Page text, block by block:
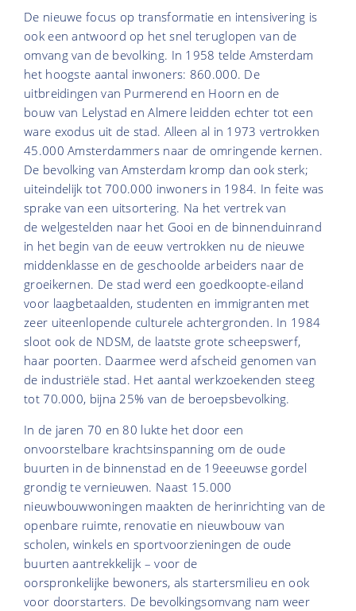
De nieuwe focus op transformatie en intensivering is
ook een antwoord op het snel teruglopen van de
omvang van de bevolking. In 1958 telde Amsterdam
het hoogste aantal inwoners: 860.000. De
uitbreidingen van Purmerend en Hoorn en de
bouw van Lelystad en Almere leidden echter tot een
ware exodus uit de stad. Alleen al in 1973 vertrokken
45.000 Amsterdammers naar de omringende kernen.
De bevolking van Amsterdam kromp dan ook sterk;
uiteindelijk tot 700.000 inwoners in 1984. In feite was
sprake van een uitsortering. Na het vertrek van
de welgestelden naar het Gooi en de binnenduinrand
in het begin van de eeuw vertrokken nu de nieuwe
middenklasse en de geschoolde arbeiders naar de
groeikernen. De stad werd een goedkoopte-eiland
voor laagbetaalden, studenten en immigranten met
zeer uiteenlopende culturele achtergronden. In 1984
sloot ook de NDSM, de laatste grote scheepswerf,
haar poorten. Daarmee werd afscheid genomen van
de industriële stad. Het aantal werkzoekenden steeg
tot 70.000, bijna 25% van de beroepsbevolking.
In de jaren 70 en 80 lukte het door een
onvoorstelbare krachtsinspanning om de oude
buurten in de binnenstad en de 19eeeuwse gordel
grondig te vernieuwen. Naast 15.000
nieuwbouwwoningen maakten de herinrichting van de
openbare ruimte, renovatie en nieuwbouw van
scholen, winkels en sportvoorzieningen de oude
buurten aantrekkelijk – voor de
oorspronkelijke bewoners, als startersmilieu en ook
voor doorstarters. De bevolkingsomvang nam weer